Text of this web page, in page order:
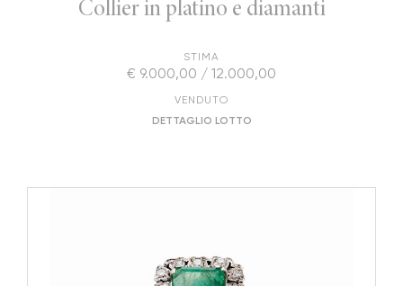
Collier in platino e diamanti
STIMA
€ 9.000,00 / 12.000,00
VENDUTO
DETTAGLIO LOTTO